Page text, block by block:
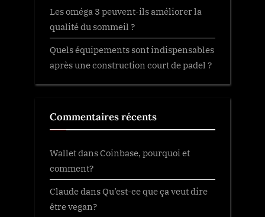
Les oméga 3 peuvent-ils améliorer la
qualité du sommeil ?
Quels équipements sont indispensables
après une construction court de padel ?
Commentaires récents
WalletdansCoinbase, pourquoi et
comment?
ClaudedansQu’est-ce que ça veut dire
être vegan?